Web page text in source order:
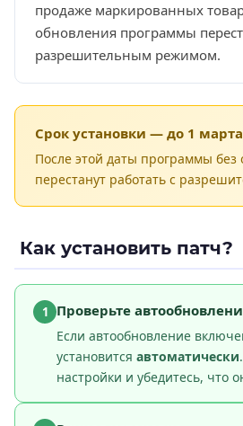
продаже маркированных
обновления программы
разрешительным режимом.
Срок установки — до 1
После этой даты программы без
перестанут работать с
Как установить патч?
1 Проверьте
Если автообновление
установится автоматически
настройки и убедитесь, что